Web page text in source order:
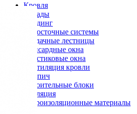
Кровля
Фасады
Сайдинг
Водосточные системы
Чердачные лестницы
Мансардные окна
Пластиковые окна
Вентиляция кровли
Кирпич
Строительные блоки
Изоляция
Гидроизоляционные материалы